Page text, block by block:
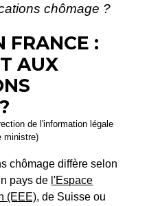
chômage ?
FRANCE :
AUX
de l'information légale
ministre)
chômage diffère selon
pays de l'Espace
(EEE), de Suisse ou